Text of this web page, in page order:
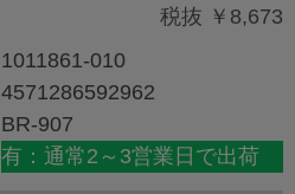
税抜 ￥8,673
1011861-010
4571286592962
BR-907
有：通常2～3営業日で出荷